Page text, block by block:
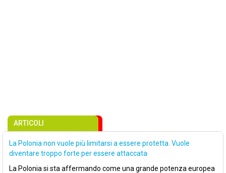
ARTICOLI
La Polonia non vuole più limitarsi a essere protetta. Vuole
diventare troppo forte per essere attaccata
La Polonia si sta affermando come una grande potenza europea